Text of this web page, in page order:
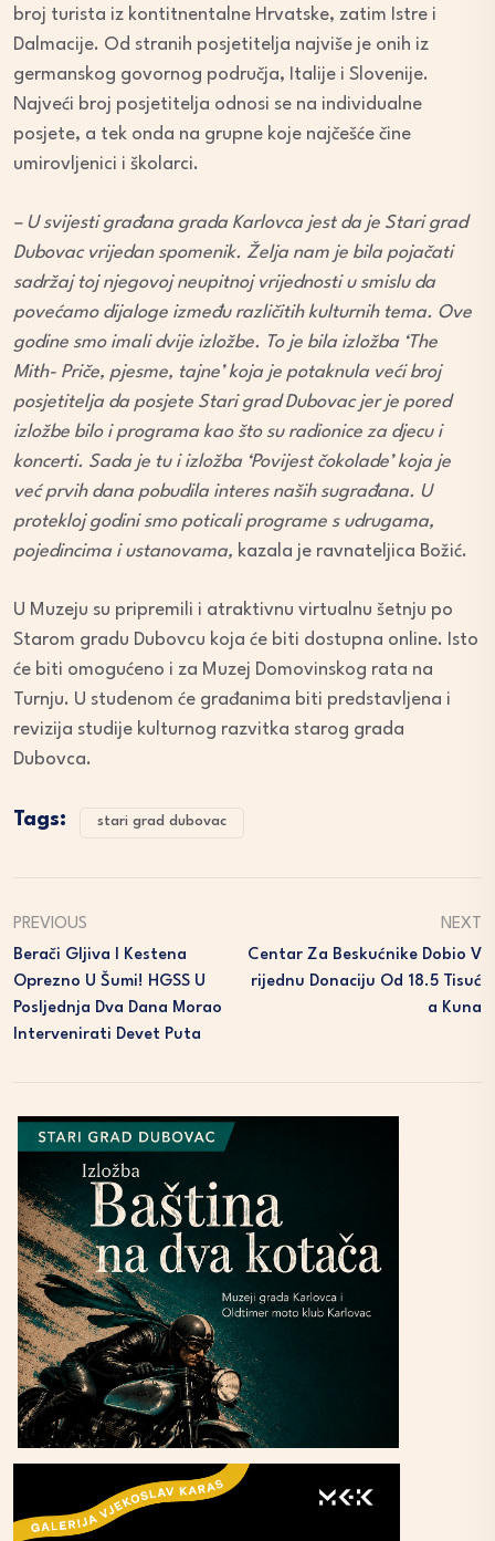
broj turista iz kontitnentalne Hrvatske, zatim Istre i
Dalmacije. Od stranih posjetitelja najviše je onih iz
germanskog govornog područja, Italije i Slovenije.
Najveći broj posjetitelja odnosi se na individualne
posjete, a tek onda na grupne koje najčešće čine
umirovljenici i školarci.
– U svijesti građana grada Karlovca jest da je Stari grad
Dubovac vrijedan spomenik. Želja nam je bila pojačati
sadržaj toj njegovoj neupitnoj vrijednosti u smislu da
povećamo dijaloge između različitih kulturnih tema. Ove
godine smo imali dvije izložbe. To je bila izložba ‘The
Mith- Priče, pjesme, tajne’ koja je potaknula veći broj
posjetitelja da posjete Stari grad Dubovac jer je pored
izložbe bilo i programa kao što su radionice za djecu i
koncerti. Sada je tu i izložba ‘Povijest čokolade’ koja je
već prvih dana pobudila interes naših sugrađana. U
protekloj godini smo poticali programe s udrugama,
pojedincima i ustanovama, kazala je ravnateljica Božić.
U Muzeju su pripremili i atraktivnu virtualnu šetnju po
Starom gradu Dubovcu koja će biti dostupna online. Isto
će biti omogućeno i za Muzej Domovinskog rata na
Turnju. U studenom će građanima biti predstavljena i
revizija studije kulturnog razvitka starog grada
Dubovca.
Tags: stari grad dubovac
PREVIOUS
Berači Gljiva I Kestena
Oprezno U Šumi! HGSS U
Posljednja Dva Dana Morao
Intervenirati Devet Puta
NEXT
Centar Za Beskućnike Dobio V
Rijednu Donaciju Od 18.5 Tisuć
A Kuna